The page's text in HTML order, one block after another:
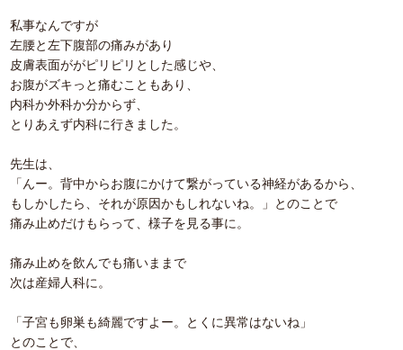
私事なんですが
左腰と左下腹部の痛みがあり
皮膚表面ががピリピリとした感じや、
お腹がズキっと痛むこともあり、
内科か外科か分からず、
とりあえず内科に行きました。
先生は、
「んー。背中からお腹にかけて繋がっている神経があるから、
もしかしたら、それが原因かもしれないね。」とのことで
痛み止めだけもらって、様子を見る事に。
痛み止めを飲んでも痛いままで
次は産婦人科に。
「子宮も卵巣も綺麗ですよー。とくに異常はないね」
とのことで、